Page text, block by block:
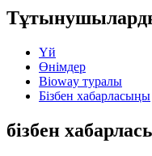
Үй
Өнімдер
Bioway туралы
Бізбен хабарласыңы
бізбен